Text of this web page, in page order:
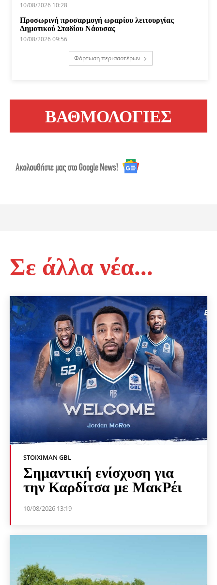
10/08/2026 10:28
Προσωρινή προσαρμογή ωραρίου λειτουργίας
Δημοτικού Σταδίου Νάουσας
10/08/2026 09:56
Φόρτωση περισσοτέρων
ΒΑΘΜΟΛΟΓΙΕΣ
Σε άλλα νέα...
STOIXIMAN GBL
Σημαντική ενίσχυση για
την Καρδίτσα με ΜακΡέι
10/08/2026 13:19